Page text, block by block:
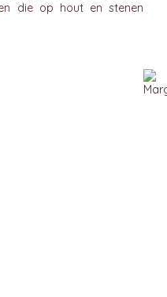
die op hout en stenen